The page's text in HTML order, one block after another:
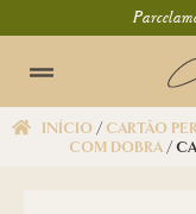
INÍCIO/CARTÃO
COM DOBRA/